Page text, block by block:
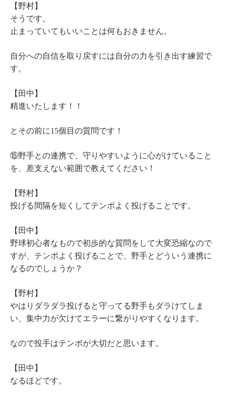
【野村】
そうです。
止まっていてもいいことは何もおきません。
自分への自信を取り戻すには自分の力を引き出す練習で
す。
【田中】
精進いたします！！
とその前に15個目の質問です！
⑮野手との連携で、守りやすいように心がけていること
を、差支えない範囲で教えてください！
【野村】
投げる間隔を短くしてテンポよく投げることです。
【田中】
野球初心者なもので初歩的な質問をして大変恐縮なので
すが、テンポよく投げることで、野手とどういう連携に
なるのでしょうか？
【野村】
やはりダラダラ投げると守ってる野手もダラけてしま
い、集中力が欠けてエラーに繋がりやすくなります。
なので投手はテンポが大切だと思います。
【田中】
なるほどです。